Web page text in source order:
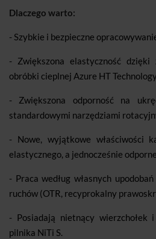
Dlaczego warto:
- Szybkie i bezpieczne
- Zwiększona elastyczność dzięki
obróbki cieplnej Azure HT
- Zwiększona odporność na
standardowymi narzędziami
- Nowe, wyjątkowe właściwości
elastycznego, a jednocześnie
- Praca według własnych
ruchów (OTR, recyprokalny
- Posiadają nietnący wierzchołek
pilnika NiTi S.